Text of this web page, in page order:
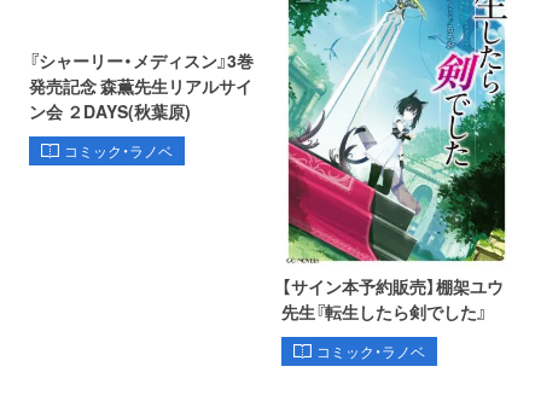
『シャーリー・メディスン』3巻
発売記念 森薫先生リアルサイ
ン会 ２DAYS(秋葉原)
コミック・ラノベ
【サイン本予約販売】棚架ユウ
先生『転生したら剣でした』
コミック・ラノベ